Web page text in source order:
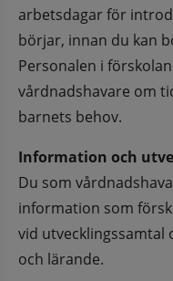
arbetsdagar för
börjar, innan du kan
Personalen i
vårdnadshavare om
barnets behov.
Information och
Du som
information som
vid utvecklingssamtal
och lärande.